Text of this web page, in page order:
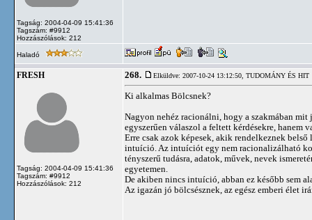
Tagság: 2004-04-09 15:41:36
Tagszám: #9912
Hozzászólások: 212
Haladó
FRESH
Tagság: 2004-04-09 15:41:36
Tagszám: #9912
Hozzászólások: 212
268. Elküldve: 2007-10-24 13:12:50, TUDOMÁNY ÉS HIT
Ki alkalmas Bölcsnek?
Nagyon nehéz racionálni, hogy a szakmában
egyszerűen válaszol a feltett kérdésekre,
Erre csak azok képesek, akik rendelkeznek
intuíció. Az intuíciót egy nem racionalizálható
tényszerű tudásra, adatok, művek, nevek
egyetemen.
De akiben nincs intuíció, abban ez később sem
Az igazán jó bölcsésznek, az egész emberi élet